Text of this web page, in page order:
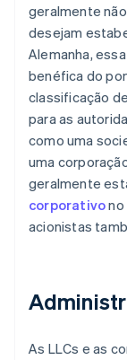
geralmente
desejam
Alemanha,
benéfica do
classificação
para as
como uma
uma
geralmente
corporativono
acionistas
As LLCs e as